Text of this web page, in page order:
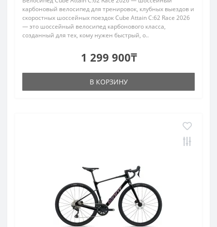
карбоновый велосипед для тренировок, клубных выездов и
скоростных шоссейных поездок Cube Attain C:62 Race 2026
— это шоссейный велосипед карбонового класса,
созданный для тех, кому нужен быстрый, о..
1 299 900₸
В КОРЗИНУ